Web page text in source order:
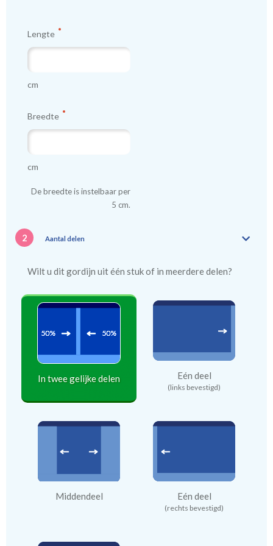
Lengte
cm
Breedte
cm
De breedte is instelbaar per
5 cm.
2 Aantal delen
Wilt u dit gordijn uit één stuk of in meerdere delen?
In twee gelijke delen Eén deel
(links bevestigd)
Middendeel Eén deel
(rechts bevestigd)